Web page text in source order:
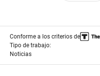
Conforme a los criterios de
Tipo de trabajo:
Noticias